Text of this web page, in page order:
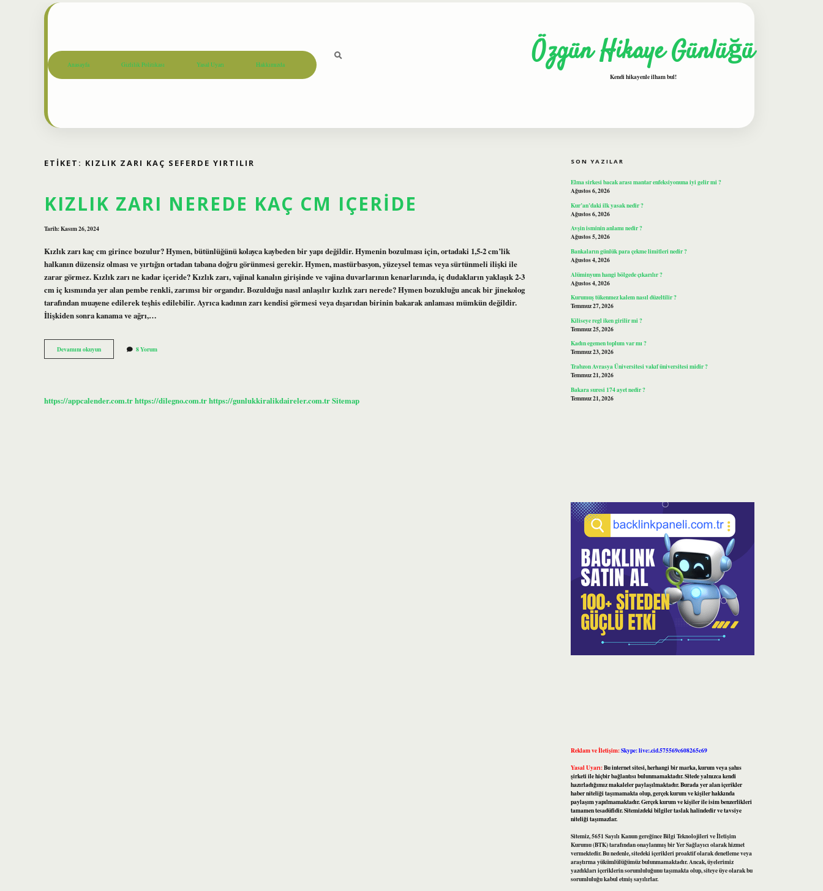
Anasayfa Gizlilik Politikası Yasal Uyarı Hakkımızda Özgün Hikaye Günlüğü
Kendi hikayenle ilham bul!
ETIKET: KIZLIK ZARI KAÇ SEFERDE YIRTILIR
KIZLIK ZARI NEREDE KAÇ CM IÇERIDE
Tarih: Kasım 26, 2024
Kızlık zarı kaç cm girince bozulur? Hymen, bütünlüğünü kolayca kaybeden bir yapı değildir. Hymenin bozulması için, ortadaki 1,5-2 cm’lik
halkanın düzensiz olması ve yırtığın ortadan tabana doğru görünmesi gerekir. Hymen, mastürbasyon, yüzeysel temas veya sürtünmeli ilişki ile
zarar görmez. Kızlık zarı ne kadar içeride? Kızlık zarı, vajinal kanalın girişinde ve vajina duvarlarının kenarlarında, iç dudakların yaklaşık 2-3
cm iç kısmında yer alan pembe renkli, zarımsı bir organdır. Bozulduğu nasıl anlaşılır kızlık zarı nerede? Hymen bozukluğu ancak bir jinekolog
tarafından muayene edilerek teşhis edilebilir. Ayrıca kadının zarı kendisi görmesi veya dışarıdan birinin bakarak anlaması mümkün değildir.
İlişkiden sonra kanama ve ağrı,…
Devamını okuyunKızlık
Zarı
8 Yorum
https://appcalender.com.trhttps://dilegno.com.trhttps://gunlukkiralikdaireler.com.trSitemap
SON YAZILAR
Elma sirkesi bacak arası mantar enfeksiyonuna iyi gelir mi ?
Ağustos 6, 2026
Kur’an’daki ilk yasak nedir ?
Ağustos 6, 2026
Avşin isminin anlamı nedir ?
Ağustos 5, 2026
Bankaların günlük para çekme limitleri nedir ?
Ağustos 4, 2026
Alüminyum hangi bölgede çıkarılır ?
Ağustos 4, 2026
Kurumuş tükenmez kalem nasıl düzeltilir ?
Temmuz 27, 2026
Kiliseye regl iken girilir mi ?
Temmuz 25, 2026
Kadın egemen toplum var mı ?
Temmuz 23, 2026
Trabzon Avrasya Üniversitesi vakıf üniversitesi midir ?
Temmuz 21, 2026
Bakara suresi 174 ayet nedir ?
Temmuz 21, 2026
Reklam ve İletişim:Skype: live:.cid.575569c608265c69
Yasal Uyarı:Bu internet sitesi, herhangi bir marka, kurum veya şahıs
şirketi ile hiçbir bağlantısı bulunmamaktadır. Sitede yalnızca kendi
hazırladığımız makaleler paylaşılmaktadır. Burada yer alan içerikler
haber niteliği taşımamakta olup, gerçek kurum ve kişiler hakkında
paylaşım yapılmamaktadır. Gerçek kurum ve kişiler ile isim benzerlikleri
tamamen tesadüfidir. Sitemizdeki bilgiler taslak halindedir ve tavsiye
niteliği taşımazlar.
Sitemiz, 5651 Sayılı Kanun gereğince Bilgi Teknolojileri ve İletişim
Kurumu (BTK) tarafından onaylanmış bir Yer Sağlayıcı olarak hizmet
vermektedir. Bu nedenle, sitedeki içerikleri proaktif olarak denetleme veya
araştırma yükümlülüğümüz bulunmamaktadır. Ancak, üyelerimiz
yazdıkları içeriklerin sorumluluğunu taşımakta olup, siteye üye olarak bu
sorumluluğu kabul etmiş sayılırlar.